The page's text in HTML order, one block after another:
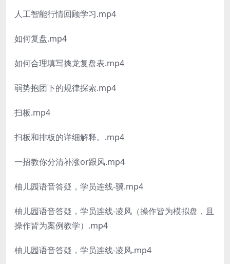
人工智能行情回顾学习.mp4
如何复盘.mp4
如何合理填写擒龙复盘表.mp4
弱势抱团下的规律探索.mp4
扫板.mp4
扫板和排板的详细解释。.mp4
一招教你分清补涨or跟风.mp4
柚儿园语音答疑，学员连线-骥.mp4
柚儿园语音答疑，学员连线-凌风（操作皆为模拟盘，且
操作皆为案例教学）.mp4
柚儿园语音答疑，学员连线-凌风.mp4